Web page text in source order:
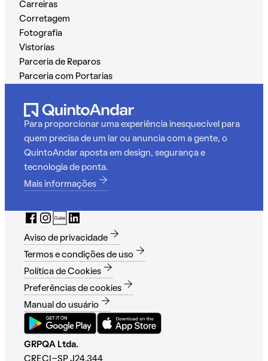
Carreiras
Corretagem
Fotografia
Vistorias
Parceria de Reparos
Parceria com Portarias
Para proporcionar uma experiência inesquecível para
quem precisa de um lar ou anuncia com a gente, o
QuintoAndar aposta em design, segurança e
tecnologia de ponta.
Mais informações
Aviso de privacidade
Termos e condições de uso
Política de Cookies
Preferências de cookies
Manual do usuário
GRPQA Ltda.